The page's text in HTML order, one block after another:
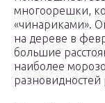
многоорешки,
«чинариками».
на дереве в
большие
наиболее
разновидностей